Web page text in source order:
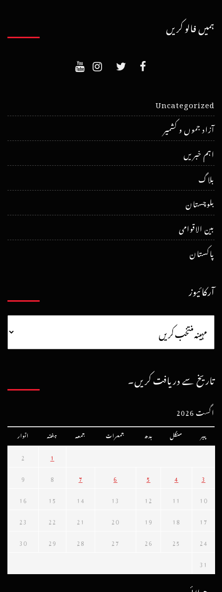
ہمیں فالو کریں
Uncategorized
آزاد جموں و کشمیر
اہم خبریں
بلاگ
بلوچستان
بین الاقوامی
پاکستان
آرکائیوز
تاریخ سے دریافت کریں۔
اگست 2026
پیر منگل بدھ جمعرات جمعہ ہفتہ اتوار
1
2
3
4
5
6
7
8
9
10
11
12
13
14
15
16
17
18
19
20
21
22
23
24
25
26
27
28
29
30
31